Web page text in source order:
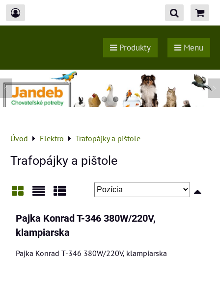
Produkty Menu
Úvod Elektro Trafopájky a pištole
Trafopájky a pištole
Pajka Konrad T-346 380W/220V,
klampiarska
Pajka Konrad T-346 380W/220V, klampiarska